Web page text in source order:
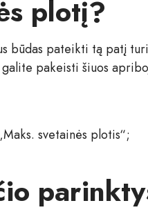
plotį?
būdas pateikti tą patį
pakeisti šiuos
svetainės plotis“;